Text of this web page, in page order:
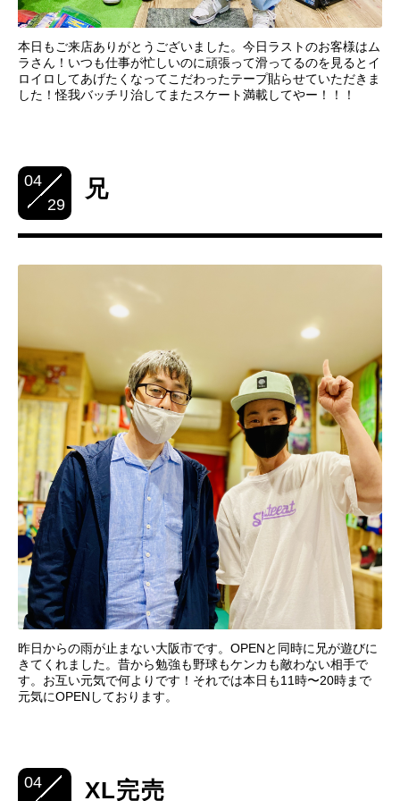
本日もご来店ありがとうございました。今日ラストのお客様はム
ラさん！いつも仕事が忙しいのに頑張って滑ってるのを見るとイ
ロイロしてあげたくなってこだわったテープ貼らせていただきま
した！怪我バッチリ治してまたスケート満載してやー！！！
04
29
兄
昨日からの雨が止まない大阪市です。OPENと同時に兄が遊びに
きてくれました。昔から勉強も野球もケンカも敵わない相手で
す。お互い元気で何よりです！それでは本日も11時〜20時まで
元気にOPENしております。
04
XL完売